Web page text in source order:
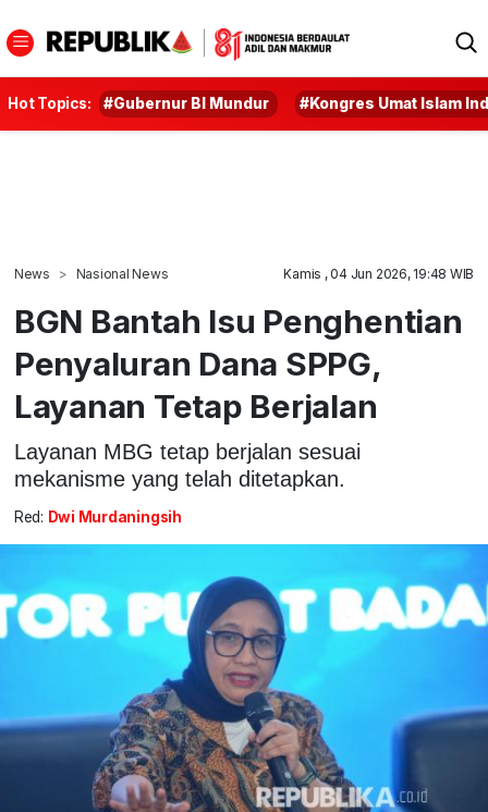
Hot Topics: #Gubernur BI Mundur #Kongres Umat Islam
News Nasional News Kamis , 04 Jun 2026, 19:48 WIB
BGN Bantah Isu Penghentian
Penyaluran Dana SPPG,
Layanan Tetap Berjalan
Layanan MBG tetap berjalan sesuai
mekanisme yang telah ditetapkan.
Red: Dwi Murdaningsih